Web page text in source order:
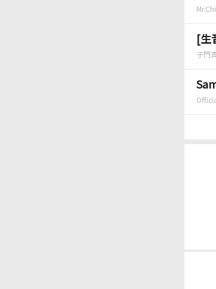
[生
子門